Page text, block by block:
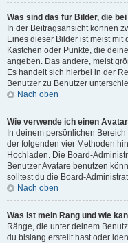
Was sind das für Bilder, die
In der Beitragsansicht können
Eines dieser Bilder ist meist mit
Kästchen oder Punkte, die
angeben. Das andere, meist
Es handelt sich hierbei in der
Benutzer zu Benutzer
Nach oben
Wie verwende ich einen
In deinem persönlichen
der folgenden vier Methoden
Hochladen. Die Board-
Benutzer Avatare benutzen
solltest du die Board-
Nach oben
Was ist mein Rang und wie
Ränge, die unter deinem
du bislang erstellt hast oder